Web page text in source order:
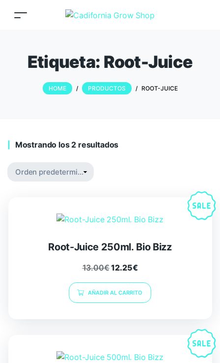
Etiqueta: Root-Juice
HOME / PRODUCTOS / ROOT-JUICE
Mostrando los 2 resultados
Root-Juice 250ml. Bio Bizz
13.00€12.25€
AÑADIR AL CARRITO